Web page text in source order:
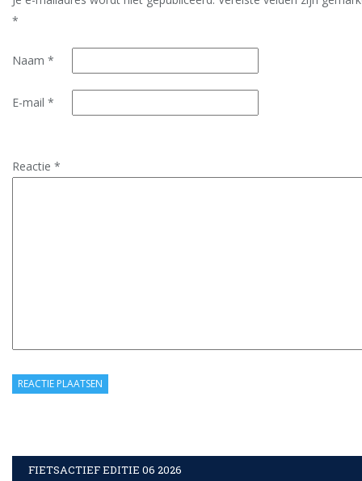
*
Naam *
E-mail *
Reactie *
FIETSACTIEF EDITIE 06 2026